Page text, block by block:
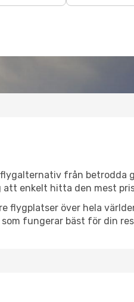
från betrodda
enkelt hitta den mest
flygplatser över hela
fungerar bäst för din